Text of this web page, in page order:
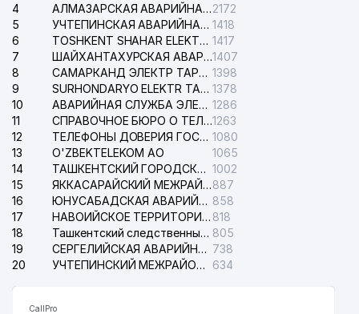
4
АЛМАЗАРСКАЯ АВАРИЙНАЯ СЛУЖБА ЭЛЕКТРОСЕТИ2172
5
УЧТЕПИНСКАЯ АВАРИЙНАЯ СЛУЖБА ЭЛЕКТРОСЕТИ 1418
6
TOSHKENT SHAHAR ELEKTR TARMOQLARI KORXONASI АО 1417
7
ШАЙХАНТАХУРСКАЯ АВАРИЙНАЯ СЛУЖБА ЭЛЕКТРОСЕТИ1407
8
САМАРКАНД ЭЛЕКТР ТАРМОКЛАРИ АО 1398
9
SURHONDARYO ELEKTR TARMOKLARI АО 1378
10
АВАРИЙНАЯ СЛУЖБА ЭЛЕКТРОСЕТИ ТАШКЕНТСКОГО РАЙОНА 1286
11
СПРАВОЧНОЕ БЮРО О ТЕЛЕФОНАХ ОРГАНИЗАЦИЙ г. ТАШКЕНТА1263
12
ТЕЛЕФОНЫ ДОВЕРИЯ ГОСУДАРСТВЕННОГО ЦЕНТРА ТЕСТИРОВАНИЯ 1080
13
O'ZBEKTELEKOM АО
1065
14
ТАШКЕНТСКИЙ ГОРОДСКОЙ СУД ПО ГРАЖДАНСКИМ ДЕЛАМ 1002
15
ЯККАСАРАЙСКИЙ МЕЖРАЙОННЫЙ СУД ПО ГРАЖДАНСКИМ ДЕЛАМ887
16
ЮНУСАБАДСКАЯ АВАРИЙНАЯ СЛУЖБА ЭЛЕКТРОСЕТИ 858
17
НАВОИЙСКОЕ ТЕРРИТОРИАЛЬНОЕ ПРЕДПРИЯТИЕ ЭЛЕКТРОСЕТИ АО 818
18
Ташкентский следственный изолятор 805
19
СЕРГЕЛИЙСКАЯ АВАРИЙНАЯ СЛУЖБА ЭЛЕКТРОСЕТИ 738
20
УЧТЕПИНСКИЙ МЕЖРАЙОННЫЙ СУД ПО ГРАЖДАНСКИМ ДЕЛАМ 634
CallPro